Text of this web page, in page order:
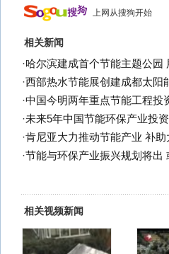
上网从搜狗开始
相关新闻
·哈尔滨建成首个节能主题公园
·西部热水节能展创建成都太阳
·中国今明两年重点节能工程投
·未来5年中国节能环保产业投
·肯尼亚大力推动节能产业 补助
·节能与环保产业振兴规划将出
相关视频新闻